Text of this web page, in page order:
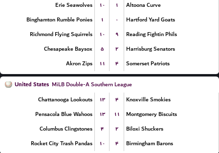
Erie Seawolves
۱۰ ۱
Altoona Curve
Binghamton Rumble Ponies
۱ ۰
Hartford Yard Goats
Richmond Flying Squirrels
۱۰ ۹
Reading Fightin Phils
Chesapeake Baysox
۵ ۲
Harrisburg Senators
Akron Zips
۱۱ ۴ Somerset Patriots
United States MiLB Double-A Southern League
Chattanooga Lookouts
۱۳ ۴
Knoxville Smokies
Pensacola Blue Wahoos
۱۳ ۱۱
Montgomery Biscuits
Columbus Clingstones
۴ ۲
Biloxi Shuckers
Rocket City Trash Pandas
۱۰ ۴ Birmingham Barons